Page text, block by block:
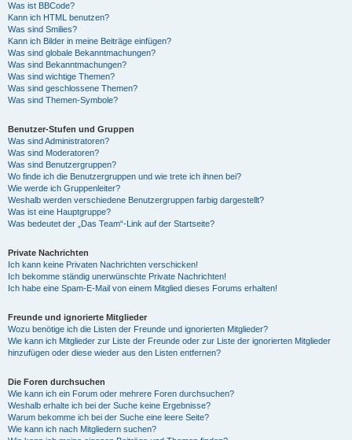
Was ist BBCode?
Kann ich HTML benutzen?
Was sind Smilies?
Kann ich Bilder in meine Beiträge einfügen?
Was sind globale Bekanntmachungen?
Was sind Bekanntmachungen?
Was sind wichtige Themen?
Was sind geschlossene Themen?
Was sind Themen-Symbole?
Benutzer-Stufen und Gruppen
Was sind Administratoren?
Was sind Moderatoren?
Was sind Benutzergruppen?
Wo finde ich die Benutzergruppen und wie trete ich ihnen bei?
Wie werde ich Gruppenleiter?
Weshalb werden verschiedene Benutzergruppen farbig dargestellt?
Was ist eine Hauptgruppe?
Was bedeutet der „Das Team“-Link auf der Startseite?
Private Nachrichten
Ich kann keine Privaten Nachrichten verschicken!
Ich bekomme ständig unerwünschte Private Nachrichten!
Ich habe eine Spam-E-Mail von einem Mitglied dieses Forums erhalten!
Freunde und ignorierte Mitglieder
Wozu benötige ich die Listen der Freunde und ignorierten Mitglieder?
Wie kann ich Mitglieder zur Liste der Freunde oder zur Liste der ignorierten Mitglieder
hinzufügen oder diese wieder aus den Listen entfernen?
Die Foren durchsuchen
Wie kann ich ein Forum oder mehrere Foren durchsuchen?
Weshalb erhalte ich bei der Suche keine Ergebnisse?
Warum bekomme ich bei der Suche eine leere Seite?
Wie kann ich nach Mitgliedern suchen?